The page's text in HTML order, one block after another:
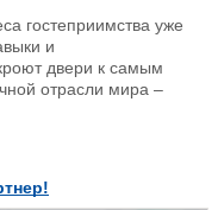
гостеприимства уже
и
двери к самым
отрасли мира –